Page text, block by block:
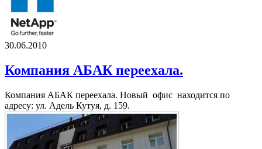
30.06.2010
Компания АБАК переехала.
Компания АБАК переехала. Новый офис находится по
адресу: ул. Адель Кутуя, д. 159.